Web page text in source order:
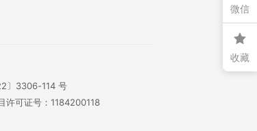
微信
收藏
〕3306-114 号
许可证号：1184200118